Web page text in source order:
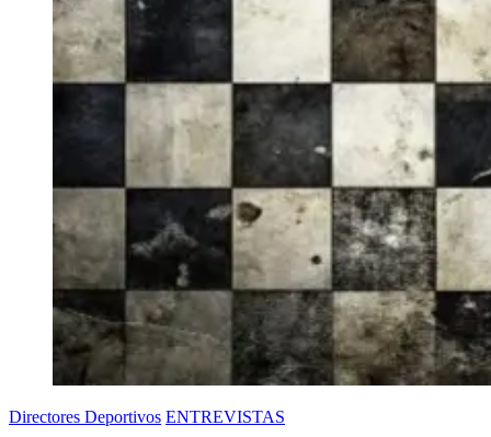
Directores Deportivos ENTREVISTAS